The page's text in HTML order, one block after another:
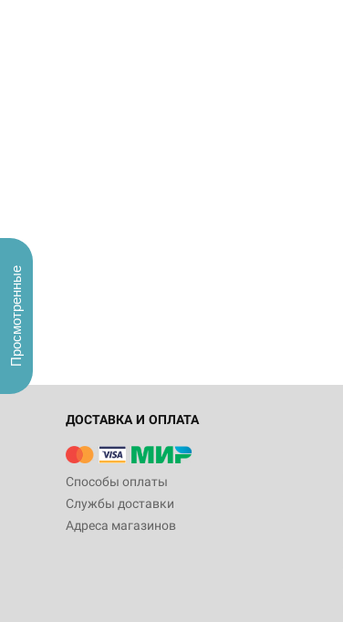
ДОСТАВКА И ОПЛАТА
Способы оплаты
Службы доставки
Адреса магазинов
Просмотренные